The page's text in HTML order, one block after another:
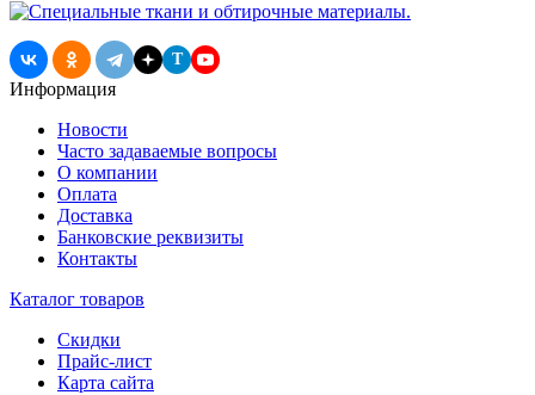
T
Информация
Новости
Часто задаваемые вопросы
О компании
Оплата
Доставка
Банковские реквизиты
Контакты
Каталог товаров
Скидки
Прайс-лист
Карта сайта